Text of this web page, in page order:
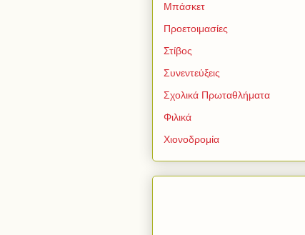
Μπάσκετ
Προετοιμασίες
Στίβος
Συνεντεύξεις
Σχολικά Πρωταθλήματα
Φιλικά
Χιονοδρομία